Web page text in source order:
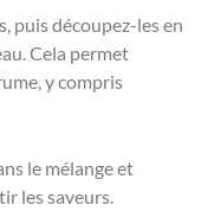
puis découpez-les en
Cela permet
y compris
le mélange et
les saveurs.